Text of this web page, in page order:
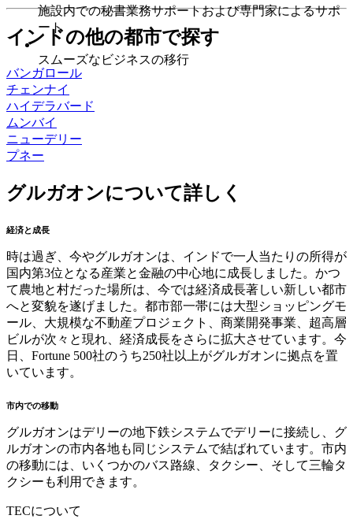
施設内での秘書業務サポートおよび専門家によるサポ
ート
スムーズなビジネスの移行
インドの他の都市で探す
バンガロール
チェンナイ
ハイデラバード
ムンバイ
ニューデリー
プネー
グルガオンについて詳しく
経済と成長
時は過ぎ、今やグルガオンは、インドで一人当たりの所得が
国内第3位となる産業と金融の中心地に成長しました。かつ
て農地と村だった場所は、今では経済成長著しい新しい都市
へと変貌を遂げました。都市部一帯には大型ショッピングモ
ール、大規模な不動産プロジェクト、商業開発事業、超高層
ビルが次々と現れ、経済成長をさらに拡大させています。今
日、Fortune 500社のうち250社以上がグルガオンに拠点を置
いています。
市内での移動
グルガオンはデリーの地下鉄システムでデリーに接続し、グ
ルガオンの市内各地も同じシステムで結ばれています。市内
の移動には、いくつかのバス路線、タクシー、そして三輪タ
クシーも利用できます。
TECについて